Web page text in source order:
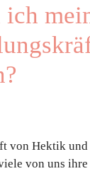
von Hektik und
von uns ihre